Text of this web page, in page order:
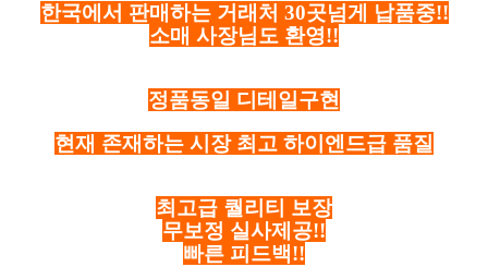
한국에서 판매하는 거래처 30곳넘게 납품중!!
소매 사장님도 환영!!
정품동일 디테일구현
현재 존재하는 시장 최고 하이엔드급 품질
최고급 퀄리티 보장
무보정 실사제공!!
빠른 피드백!!